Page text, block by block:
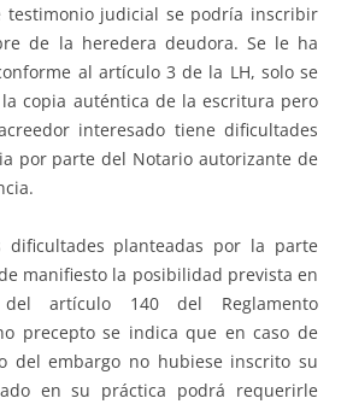
testimonio judicial se podría inscribir
de la heredera deudora. Se le ha
al artículo 3 de la LH, solo se
copia auténtica de la escritura pero
interesado tiene dificultades
por parte del Notario autorizante de
planteadas por la parte
manifiesto la posibilidad prevista en
artículo 140 del Reglamento
precepto se indica que en caso de
del embargo no hubiese inscrito su
en su práctica podrá requerirle